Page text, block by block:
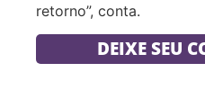
retorno”, conta.
DEIXE SEU